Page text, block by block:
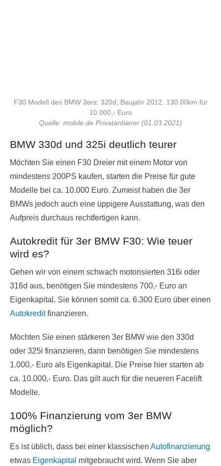
F30 Modell des BMW 3ers: 320d, Baujahr 2012, 130.00km für
10.000,- Euro
Quelle: mobile.de Privatanbierer (01.03.2021)
BMW 330d und 325i deutlich teurer
Möchten Sie einen F30 Dreier mit einem Motor von
mindestens 200PS kaufen, starten die Preise für gute
Modelle bei ca. 10.000 Euro. Zumeist haben die 3er
BMWs jedoch auch eine üppigere Ausstattung, was den
Aufpreis durchaus rechtfertigen kann.
Autokredit für 3er BMW F30: Wie teuer
wird es?
Gehen wir von einem schwach motorisierten 316i oder
316d aus, benötigen Sie mindestens 700,- Euro an
Eigenkapital. Sie können somit ca. 6.300 Euro über einen
Autokreditfinanzieren.
Möchten Sie einen stärkeren 3er BMW wie den 330d
oder 325i finanzieren, dann benötigen Sie mindestens
1.000,- Euro als Eigenkapital. Die Preise hier starten ab
ca. 10.000,- Euro. Das gilt auch für die neueren Facelift
Modelle.
100% Finanzierung vom 3er BMW
möglich?
Es ist üblich, dass bei einer klassischen Autofinanzierung
etwas Eigenkapital mitgebraucht wird. Wenn Sie aber